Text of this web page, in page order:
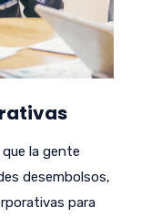
la gente
desembolsos,
para